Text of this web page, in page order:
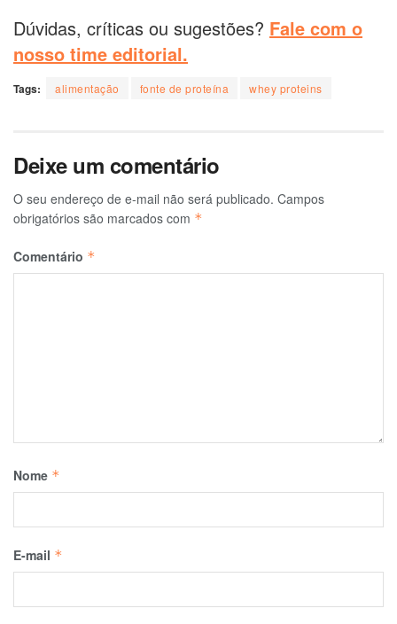
Dúvidas, críticas ou sugestões? Fale com o
nosso time editorial.
Tags: alimentação fonte de proteína whey proteins
Deixe um comentário
O seu endereço de e-mail não será publicado. Campos
obrigatórios são marcados com *
Comentário *
Nome *
E-mail *